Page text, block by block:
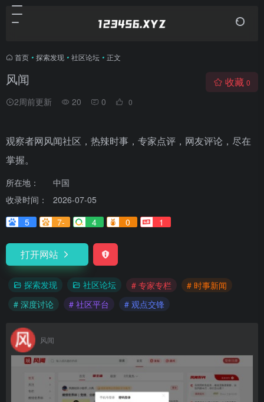
首页 • 探索发现 • 社区论坛 • 正文
风闻
2周前更新 20 0 0
收藏 0
观察者网风闻社区，热辣时事，专家点评，网友评论，尽在
掌握。
所在地：
中国
收录时间：
2026-07-05
5
7- 4 0 1
打开网站
探索发现 社区论坛 # 专家专栏
# 时事新闻
# 深度讨论
# 社区平台 # 观点交锋
风闻